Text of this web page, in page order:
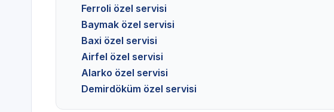
Ferroli özel servisi
Baymak özel servisi
Baxi özel servisi
Airfel özel servisi
Alarko özel servisi
Demirdöküm özel servisi